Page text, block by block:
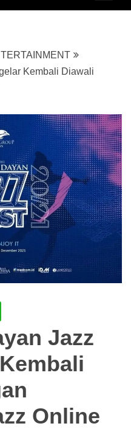
Kembali Diawali
Jazz
Online